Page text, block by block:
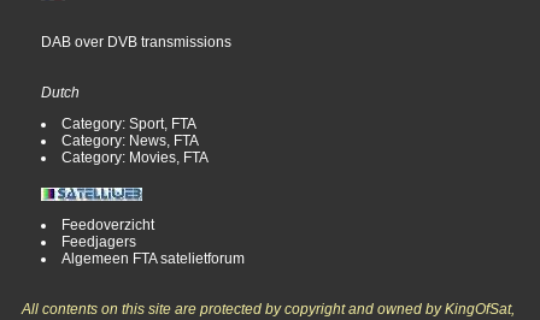
DAB over DVB transmissions
Dutch
Category: Sport, FTA
Category: News, FTA
Category: Movies, FTA
Feedoverzicht
Feedjagers
Algemeen FTA satelietforum
All contents on this site are protected by copyright and owned by KingOfSat,